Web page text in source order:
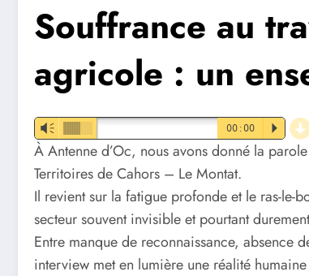
Souffrance au
agricole : un
Vm 00:00 P
À Antenne d’Oc, nous avons donné la
Territoires de Cahors – Le Montat.
Il revient sur la fatigue profonde et le ras-le-
secteur souvent invisible et pourtant
Entre manque de reconnaissance, absence
interview met en lumière une réalité